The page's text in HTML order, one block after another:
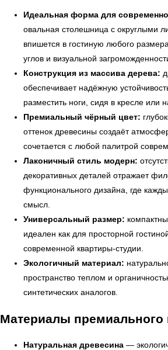
Идеальная форма для
овальная столешница с округлыми
впишется в гостиную любого
углов и визуальной
Конструкция из массива дерева:
обеспечивает надёжную
разместить ноги, сидя в кресле или
Премиальный чёрный цвет:
оттенок древесины создаёт
сочетается с любой палитрой
Лаконичный стиль модерн:
декоративных деталей отражает
функционального дизайна, где
смысл.
Универсальный размер:
идеален как для просторной
современной квартиры-студии.
Экологичный материал:
пространство теплом и
синтетических аналогов.
Материалы премиального
Натуральная древесина —
УЗНАТЬ ПОДРОБНЕЕ